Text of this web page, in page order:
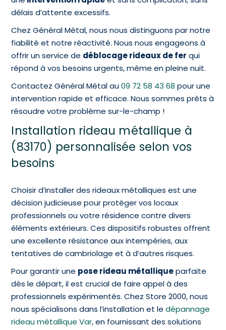
délais d’attente excessifs.
Chez Général Métal, nous nous distinguons par notre
fiabilité et notre réactivité. Nous nous engageons à
offrir un service de déblocage rideaux de fer qui
répond à vos besoins urgents, même en pleine nuit.
Contactez Général Métal au09 72 58 43 68 pour une
intervention rapide et efficace. Nous sommes prêts à
résoudre votre problème sur-le-champ !
Installation rideau métallique à
(83170) personnalisée selon vos
besoins
Choisir d’installer des rideaux métalliques est une
décision judicieuse pour protéger vos locaux
professionnels ou votre résidence contre divers
éléments extérieurs. Ces dispositifs robustes offrent
une excellente résistance aux intempéries, aux
tentatives de cambriolage et à d’autres risques.
Pour garantir une pose rideau métalliqueparfaite
dès le départ, il est crucial de faire appel à des
professionnels expérimentés. Chez Store 2000, nous
nous spécialisons dans l’installation et ledépannage
rideau métallique Var, en fournissant des solutions